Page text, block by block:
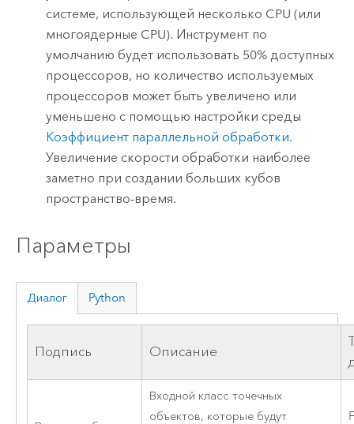
системе, использующей несколько CPU (или
многоядерные CPU). Инструмент по
умолчанию будет использовать 50% доступных
процессоров, но количество используемых
процессоров может быть увеличено или
уменьшено с помощью настройки среды
Коэффициент параллельной обработки.
Увеличение скорости обработки наиболее
заметно при создании больших кубов
пространство-время.
Параметры
Диалог Python
Подпись Описание
Входной класс точечных
объектов, которые будут